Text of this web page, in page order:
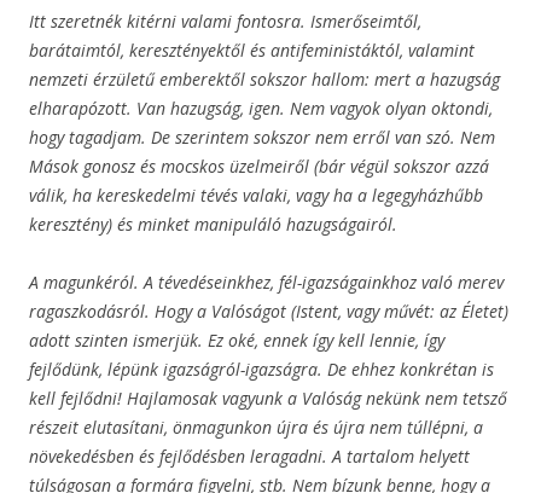
Itt szeretnék kitérni valami fontosra. Ismerőseimtől,
barátaimtól, keresztényektől és antifeministáktól, valamint
nemzeti érzületű emberektől sokszor hallom: mert a hazugság
elharapózott. Van hazugság, igen. Nem vagyok olyan oktondi,
hogy tagadjam. De szerintem sokszor nem erről van szó. Nem
Mások gonosz és mocskos üzelmeiről (bár végül sokszor azzá
válik, ha kereskedelmi tévés valaki, vagy ha a legegyházhűbb
keresztény) és minket manipuláló hazugságairól.
A magunkéról. A tévedéseinkhez, fél-igazságainkhoz való merev
ragaszkodásról. Hogy a Valóságot (Istent, vagy művét: az Életet)
adott szinten ismerjük. Ez oké, ennek így kell lennie, így
fejlődünk, lépünk igazságról-igazságra. De ehhez konkrétan is
kell fejlődni! Hajlamosak vagyunk a Valóság nekünk nem tetsző
részeit elutasítani, önmagunkon újra és újra nem túllépni, a
növekedésben és fejlődésben leragadni. A tartalom helyett
túlságosan a formára figyelni, stb. Nem bízunk benne, hogy a